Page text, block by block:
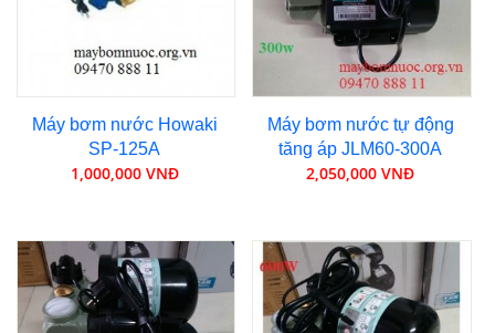
Máy bơm nước Howaki
SP-125A
1,000,000 VNĐ
Máy bơm nước tự động
tăng áp JLM60-300A
2,050,000 VNĐ